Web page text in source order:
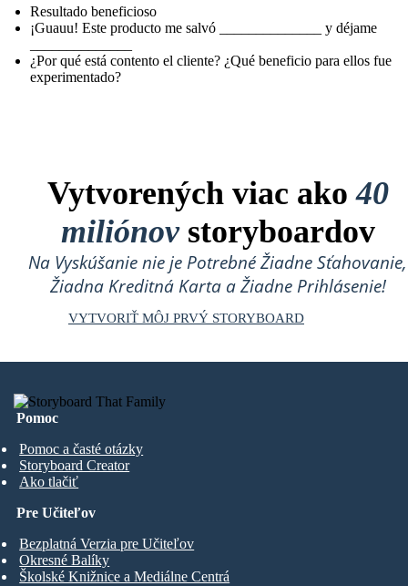
Resultado beneficioso
¡Guauu! Este producto me salvó ______________ y déjame
¿Por qué está contento el cliente? ¿Qué beneficio para ellos fue
experimentado?
Vytvorených viac ako40
miliónovstoryboardov
Na Vyskúšanie nie je Potrebné Žiadne Sťahovanie,
Žiadna Kreditná Karta a Žiadne Prihlásenie!
VYTVORIŤ MÔJ PRVÝ STORYBOARD
Pomoc
Pomoc a časté otázky
Storyboard Creator
Ako tlačiť
Pre Učiteľov
Bezplatná Verzia pre Učiteľov
Okresné Balíky
Školské Knižnice a Mediálne Centrá